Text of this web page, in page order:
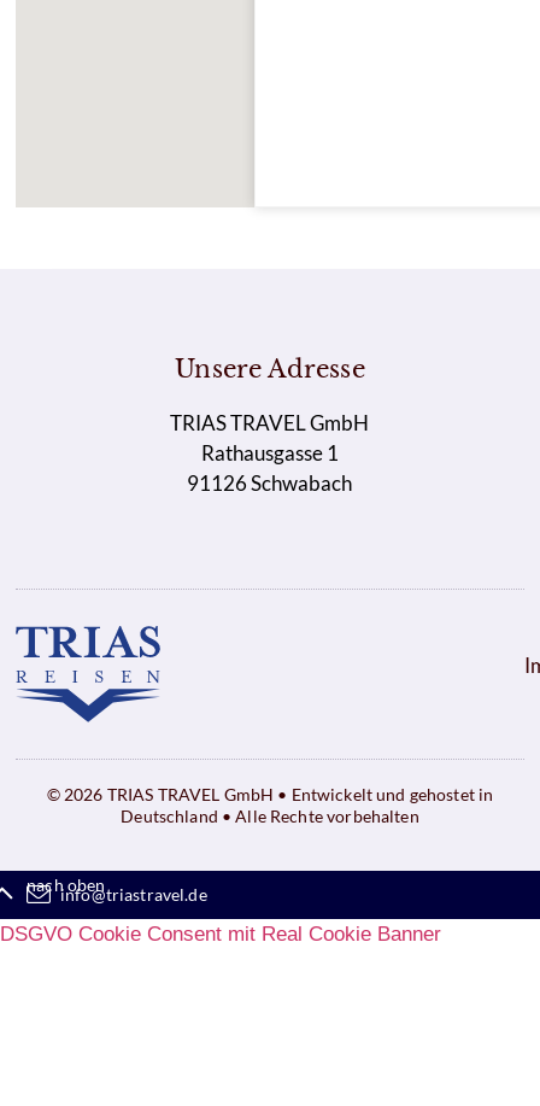
Unsere Adresse
TRIAS TRAVEL GmbH
Rathausgasse 1
91126 Schwabach
© 2026 TRIAS TRAVEL GmbH • Entwickelt und gehostet in
Deutschland • Alle Rechte vorbehalten
info@triastravel.de
nach oben
DSGVO Cookie Consent mit Real Cookie Banner